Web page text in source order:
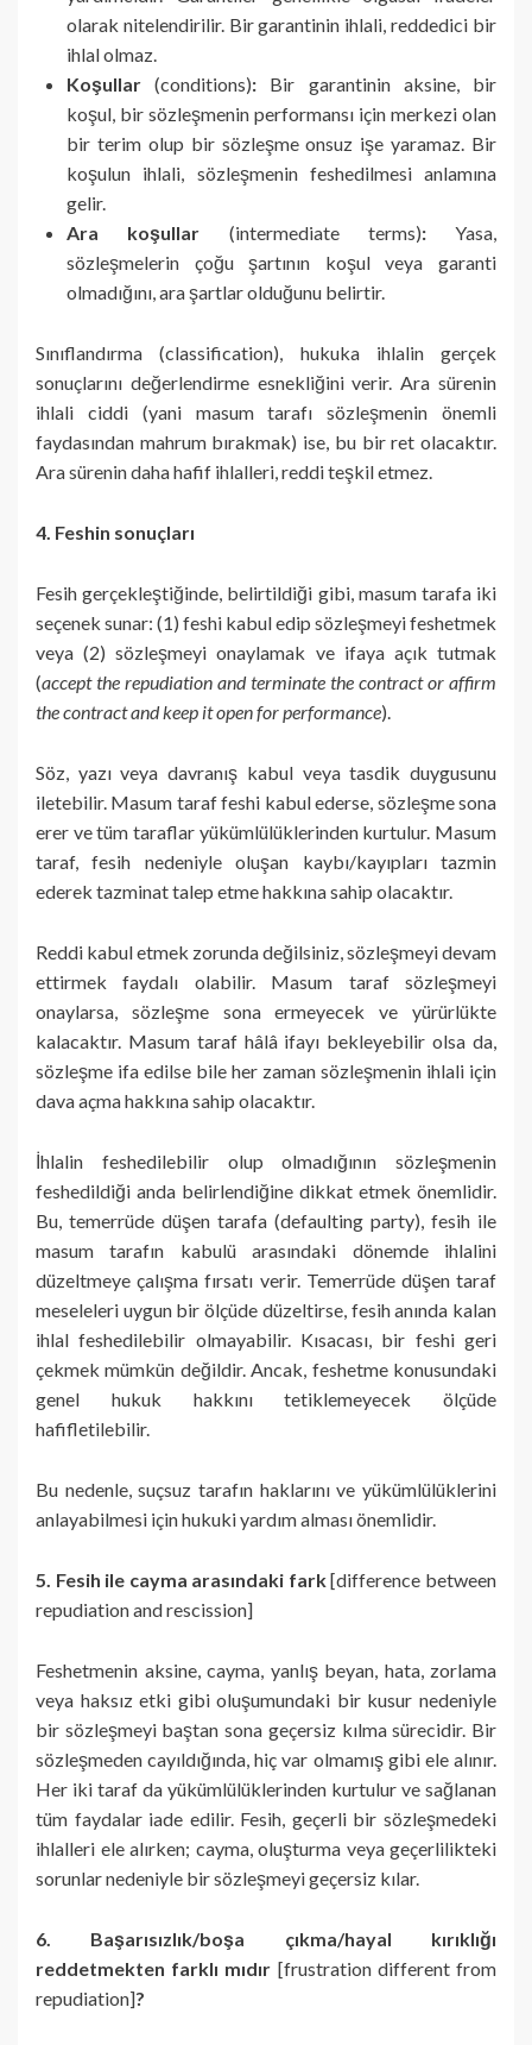
olarak nitelendirilir. Bir garantinin ihlali, reddedici bir
ihlal olmaz.
Koşullar(conditions): Bir garantinin aksine, bir
koşul, bir sözleşmenin performansı için merkezi olan
bir terim olup bir sözleşme onsuz işe yaramaz. Bir
koşulun ihlali, sözleşmenin feshedilmesi anlamına
gelir.
Ara koşullar (intermediate terms):Yasa,
sözleşmelerin çoğu şartının koşul veya garanti
olmadığını, ara şartlar olduğunu belirtir.
Sınıflandırma (classification), hukuka ihlalin gerçek
sonuçlarını değerlendirme esnekliğini verir. Ara sürenin
ihlali ciddi (yani masum tarafı sözleşmenin önemli
faydasından mahrum bırakmak) ise, bu bir ret olacaktır.
Ara sürenin daha hafif ihlalleri, reddi teşkil etmez.
4. Feshin sonuçları
Fesih gerçekleştiğinde, belirtildiği gibi, masum tarafa iki
seçenek sunar: (1) feshi kabul edip sözleşmeyi feshetmek
veya (2) sözleşmeyi onaylamak ve ifaya açık tutmak
(accept the repudiation and terminate the contract or affirm
the contract and keep it open for performance).
Söz, yazı veya davranış kabul veya tasdik duygusunu
iletebilir. Masum taraf feshi kabul ederse, sözleşme sona
erer ve tüm taraflar yükümlülüklerinden kurtulur. Masum
taraf, fesih nedeniyle oluşan kaybı/kayıpları tazmin
ederek tazminat talep etme hakkına sahip olacaktır.
Reddi kabul etmek zorunda değilsiniz, sözleşmeyi devam
ettirmek faydalı olabilir. Masum taraf sözleşmeyi
onaylarsa, sözleşme sona ermeyecek ve yürürlükte
kalacaktır. Masum taraf hâlâ ifayı bekleyebilir olsa da,
sözleşme ifa edilse bile her zaman sözleşmenin ihlali için
dava açma hakkına sahip olacaktır.
İhlalin feshedilebilir olup olmadığının sözleşmenin
feshedildiği anda belirlendiğine dikkat etmek önemlidir.
Bu, temerrüde düşen tarafa (defaulting party), fesih ile
masum tarafın kabulü arasındaki dönemde ihlalini
düzeltmeye çalışma fırsatı verir. Temerrüde düşen taraf
meseleleri uygun bir ölçüde düzeltirse, fesih anında kalan
ihlal feshedilebilir olmayabilir. Kısacası, bir feshi geri
çekmek mümkün değildir. Ancak, feshetme konusundaki
genel hukuk hakkını tetiklemeyecek ölçüde
hafifletilebilir.
Bu nedenle, suçsuz tarafın haklarını ve yükümlülüklerini
anlayabilmesi için hukuki yardım alması önemlidir.
5. Fesih ile cayma arasındaki fark[difference between
repudiation and rescission]
Feshetmenin aksine, cayma, yanlış beyan, hata, zorlama
veya haksız etki gibi oluşumundaki bir kusur nedeniyle
bir sözleşmeyi baştan sona geçersiz kılma sürecidir. Bir
sözleşmeden cayıldığında, hiç var olmamış gibi ele alınır.
Her iki taraf da yükümlülüklerinden kurtulur ve sağlanan
tüm faydalar iade edilir. Fesih, geçerli bir sözleşmedeki
ihlalleri ele alırken; cayma, oluşturma veya geçerlilikteki
sorunlar nedeniyle bir sözleşmeyi geçersiz kılar.
6. Başarısızlık/boşa çıkma/hayal kırıklığı
reddetmekten farklı mıdır [frustration different from
repudiation]?